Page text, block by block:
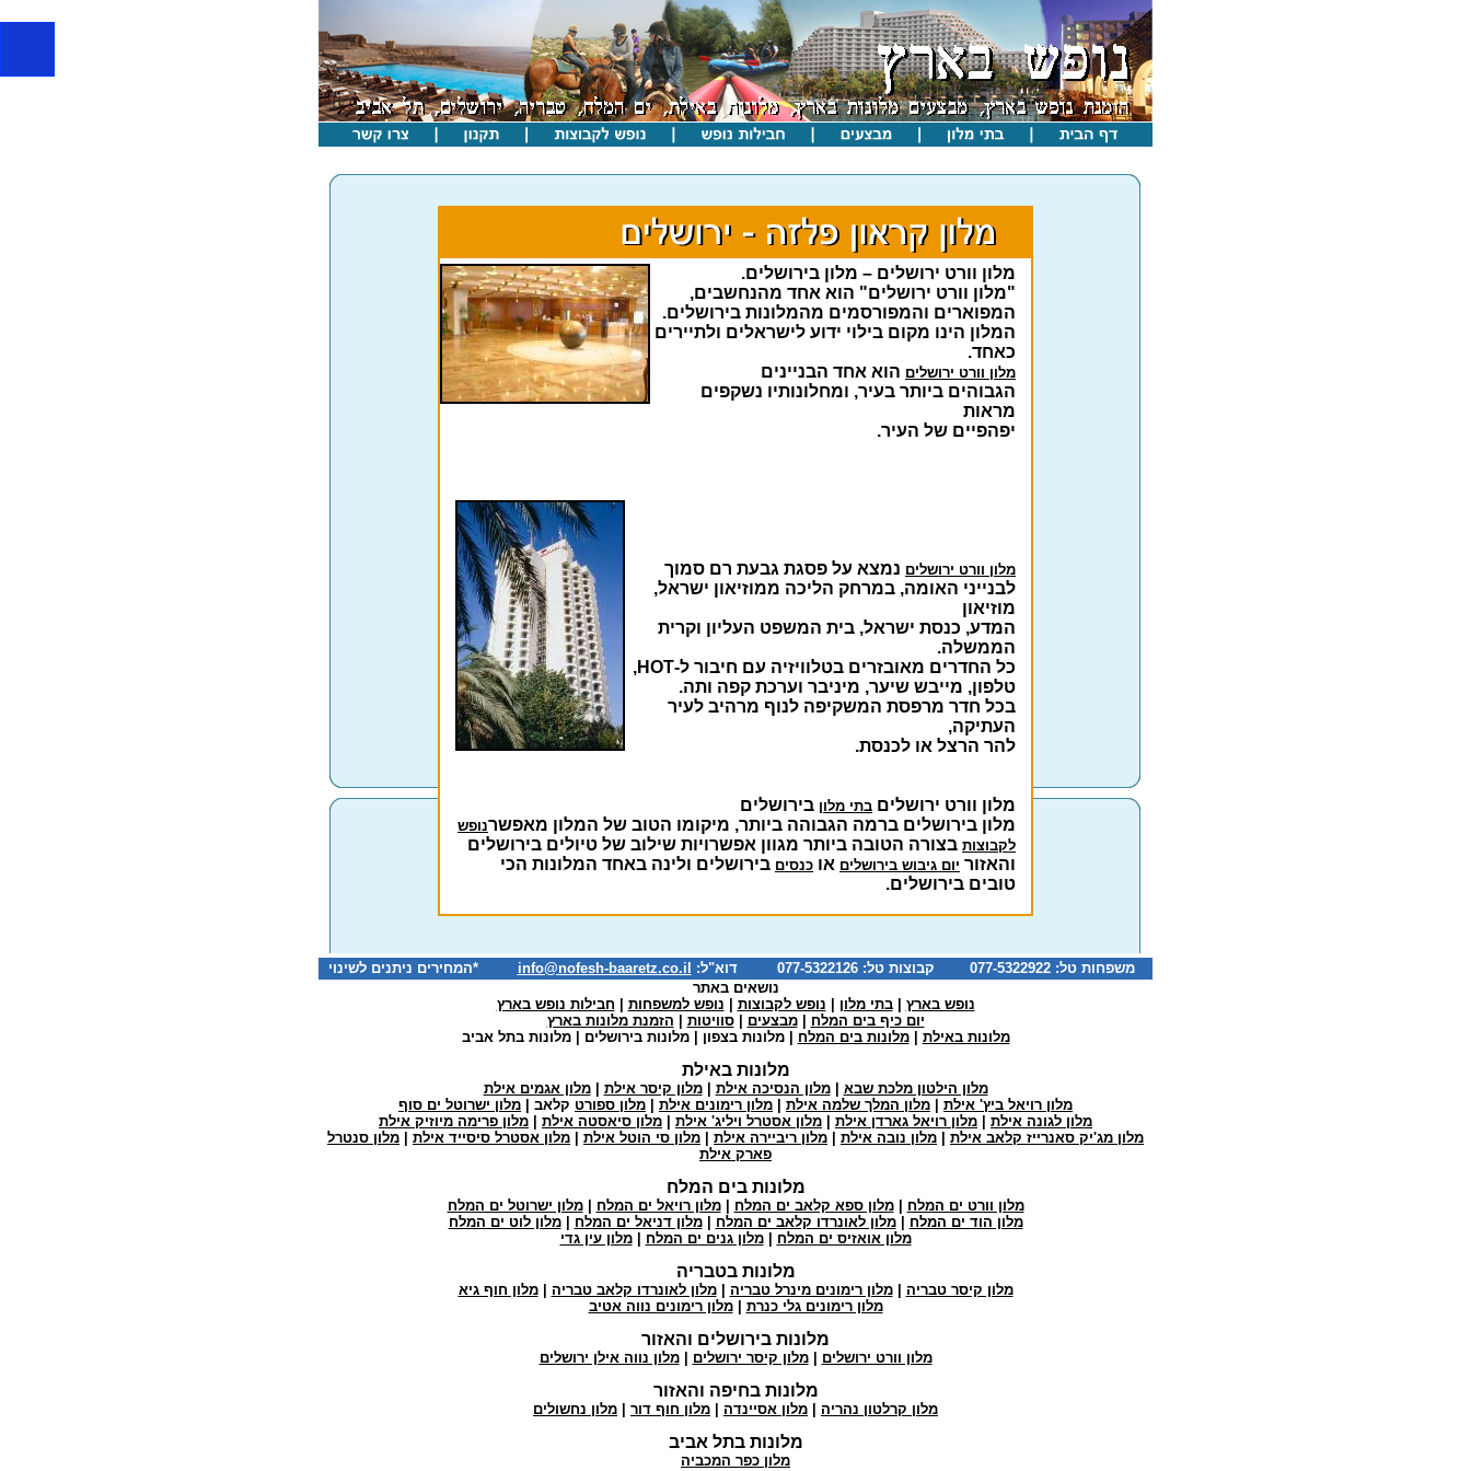
מלון וורט ירושלים – מלון בירושלים.
"מלון וורט ירושלים" הוא אחד מהנחשבים,
המפוארים והמפורסמים מהמלונות בירושלים.
המלון הינו מקום בילוי ידוע לישראלים ולתיירים
כאחד.
מלון וורט ירושלים הוא אחד הבניינים
הגבוהים ביותר בעיר, ומחלונותיו נשקפים
מראות
יפהפיים של העיר.
מלון וורט ירושלים נמצא על פסגת גבעת רם סמוך
לבנייני האומה, במרחק הליכה ממוזיאון ישראל,
מוזיאון
המדע, כנסת ישראל, בית המשפט העליון וקרית
הממשלה.
כל החדרים מאובזרים בטלוויזיה עם חיבור ל-HOT,
טלפון, מייבש שיער, מיניבר וערכת קפה ותה.
בכל חדר מרפסת המשקיפה לנוף מרהיב לעיר
העתיקה,
להר הרצל או לכנסת.
מלון וורט ירושלים בתי מלון בירושלים
מלון בירושלים ברמה הגבוהה ביותר, מיקומו הטוב של המלון מאפשרנופש
לקבוצות בצורה הטובה ביותר מגוון אפשרויות שילוב של טיולים בירושלים
והאזור יום גיבוש בירושלים או כנסים בירושלים ולינה באחד המלונות הכי
טובים בירושלים.
משפחות טל: 077-5322922 קבוצות טל: 077-5322126 דוא"ל: info@nofesh-baaretz.co.il *המחירים ניתנים לשינוי
נושאים באתר
נופש בארץ |בתי מלון נופש לקבוצות נופש למשפחות
חבילות נופש בארץ
יום כיף בים המלח |מבצעים |סוויטות
הזמנת מלונות בארץ
מלונות באילת |מלונות בים המלח | מלונות בצפון | מלונות בירושלים | מלונות בתל אביב
מלונות באילת
מלון הילטון מלכת שבא |מלון הנסיכה אילת |מלון קיסר אילת |מלון אגמים אילת
מלון רויאל ביץ' אילת
מלון המלך שלמה אילת מלון רימונים אילת מלון ספורט קלאב | מלון ישרוטל ים סוף
מלון לגונה אילת
מלון רויאל גארדן אילת מלון אסטרל ויליג' אילת מלון סיאסטה אילת
מלון פרימה מיוזיק אילת
מלון מג'יק סאנרייז קלאב אילת
מלון נובה אילת מלון ריביירה אילת מלון סי הוטל אילת מלון אסטרל סיסייד אילת
מלון סנטרל
פארק אילת
מלונות בים המלח
מלון וורט ים המלח |מלון ספא קלאב ים המלח |מלון רויאל ים המלח |מלון ישרוטל ים המלח
מלון הוד ים המלח |מלון לאונרדו קלאב ים המלח |מלון דניאל ים המלח |מלון לוט ים המלח
מלון אואזיס ים המלח |מלון גנים ים המלח |מלון עין גדי
מלונות בטבריה
מלון קיסר טבריה |מלון רימונים מינרל טבריה |מלון לאונרדו קלאב טבריה |מלון חוף גיא
מלון רימונים גלי כנרת |מלון רימונים נווה אטיב
מלונות בירושלים והאזור
מלון וורט ירושלים |מלון קיסר ירושלים |מלון נווה אילן ירושלים
מלונות בחיפה והאזור
מלון קרלטון נהריה מלון אסיינדה מלון חוף דור מלון נחשולים
מלונות בתל אביב
מלון כפר המכביה